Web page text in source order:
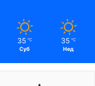
35 ℃
Суб
35 ℃
Нед